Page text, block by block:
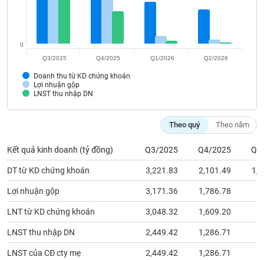
Lợi nhuận gộp
LNST thu nhập DN
Doanh thu từ KD chứng khoán
0
Q3/2025 Q4/2025 Q1/2026 Q2/2026
Theo quý Theo năm
Kết quả kinh doanh (tỷ đồng) Q3/2025 Q4/2025
DT từ KD chứng khoán 3,221.83 2,101.49
Lợi nhuận gộp 3,171.36 1,786.78
LNT từ KD chứng khoán 3,048.32 1,609.20
LNST thu nhập DN 2,449.42 1,286.71
LNST của CĐ cty mẹ 2,449.42 1,286.71
viết
của
giả
tích
(-)
Thuật
ngữ
(-)
Dịch